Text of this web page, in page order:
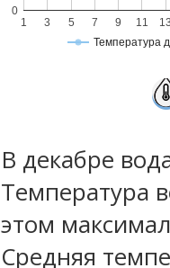
Температура
1 3 5 7 9 11
0
В декабре
Температура
этом
Средняя